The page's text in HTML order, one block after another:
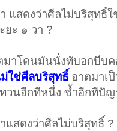
แสดงว่าศีลไม่บริสุทธิ์
ยะ ๑ วา ?
มาโดนมันนั่งทับอกบีบ
ม่ใช่ศีลบริสุทธิ์ อาตมาเ
วนอีกทีหนึ่ง ซ้ำอีกทีปั
แสดงว่าศีลไม่บริสุทธิ์ ?